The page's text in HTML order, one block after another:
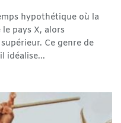
hypothétique où la
pays X, alors
Ce genre de
idéalise...